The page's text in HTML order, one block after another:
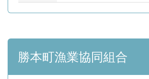
勝本町漁業協同組合